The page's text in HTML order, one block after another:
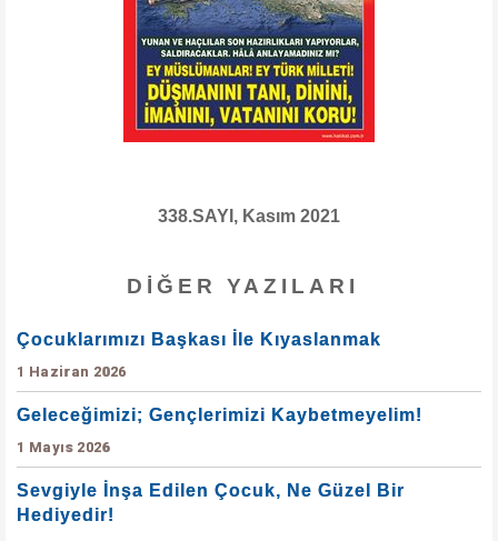
338.SAYI, Kasım 2021
DIĞER YAZILARI
Çocuklarımızı Başkası İle Kıyaslanmak
1 Haziran 2026
Geleceğimizi; Gençlerimizi Kaybetmeyelim!
1 Mayıs 2026
Sevgiyle İnşa Edilen Çocuk, Ne Güzel Bir
Hediyedir!